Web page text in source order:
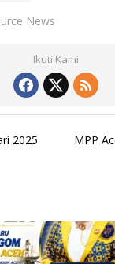
News
Ikuti Kami
2025
MPP